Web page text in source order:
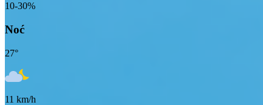
10-30%
Noć
27°
11 km/h